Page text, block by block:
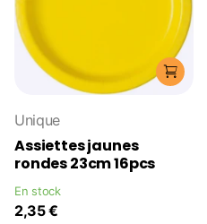
Unique
Assiettes jaunes
rondes 23cm 16pcs
En stock
2,35 €